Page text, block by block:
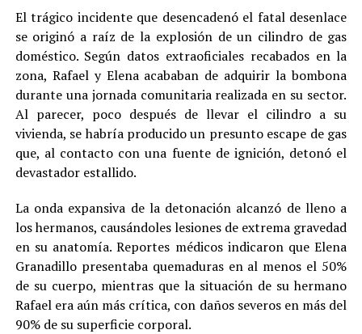
El trágico incidente que desencadenó el fatal desenlace
se originó a raíz de la explosión de un cilindro de gas
doméstico. Según datos extraoficiales recabados en la
zona, Rafael y Elena acababan de adquirir la bombona
durante una jornada comunitaria realizada en su sector.
Al parecer, poco después de llevar el cilindro a su
vivienda, se habría producido un presunto escape de gas
que, al contacto con una fuente de ignición, detonó el
devastador estallido.
La onda expansiva de la detonación alcanzó de lleno a
los hermanos, causándoles lesiones de extrema gravedad
en su anatomía. Reportes médicos indicaron que Elena
Granadillo presentaba quemaduras en al menos el 50%
de su cuerpo, mientras que la situación de su hermano
Rafael era aún más crítica, con daños severos en más del
90% de su superficie corporal.